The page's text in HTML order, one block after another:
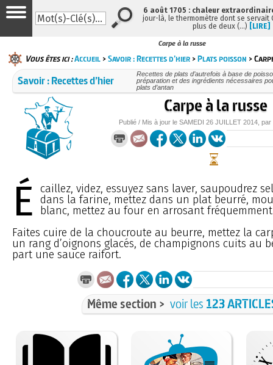
Carpe à la russe
Vous êtes ici :Accueil >Savoir : Recettes d’hier >Plats poisson >
Savoir : Recettes d’hier
Recettes de plats d’autrefois à base de
préparation et des ingrédients nécessaires
plats d’antan
Carpe à la russe
Publié / Mis à jour leSAMEDI 26 JUILLET 2014 , par
É caillez, videz, essuyez sans laver, saupoudrez
dans la farine, mettez dans un plat beurré,
blanc, mettez au four en arrosant
Faites cuire de la choucroute au beurre, mettez la
un rang d’oignons glacés, de champignons cuits au
part une sauce raifort.
Même section > voir les 123
6 août 1705 : chaleur
jour-là, le thermomètre dont se servait
plus de deux (…) [LIRE]